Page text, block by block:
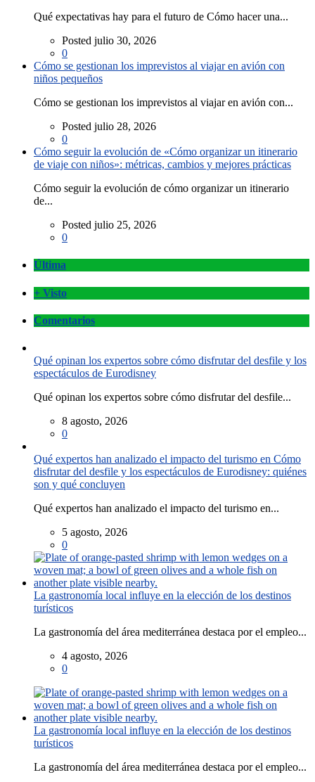
Qué expectativas hay para el futuro de Cómo hacer una...
Posted julio 30, 2026
0
Cómo se gestionan los imprevistos al viajar en avión con
niños pequeños
Cómo se gestionan los imprevistos al viajar en avión con...
Posted julio 28, 2026
0
Cómo seguir la evolución de «Cómo organizar un itinerario
de viaje con niños»: métricas, cambios y mejores prácticas
Cómo seguir la evolución de cómo organizar un itinerario
de...
Posted julio 25, 2026
0
Última
+ Visto
Comentarios
Qué opinan los expertos sobre cómo disfrutar del desfile y los
espectáculos de Eurodisney
Qué opinan los expertos sobre cómo disfrutar del desfile...
8 agosto, 2026
0
Qué expertos han analizado el impacto del turismo en Cómo
disfrutar del desfile y los espectáculos de Eurodisney: quiénes
son y qué concluyen
Qué expertos han analizado el impacto del turismo en...
5 agosto, 2026
0
La gastronomía local influye en la elección de los destinos
turísticos
La gastronomía del área mediterránea destaca por el empleo...
4 agosto, 2026
0
La gastronomía local influye en la elección de los destinos
turísticos
La gastronomía del área mediterránea destaca por el empleo...